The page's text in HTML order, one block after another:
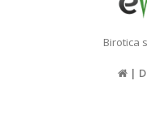
Birotica
|